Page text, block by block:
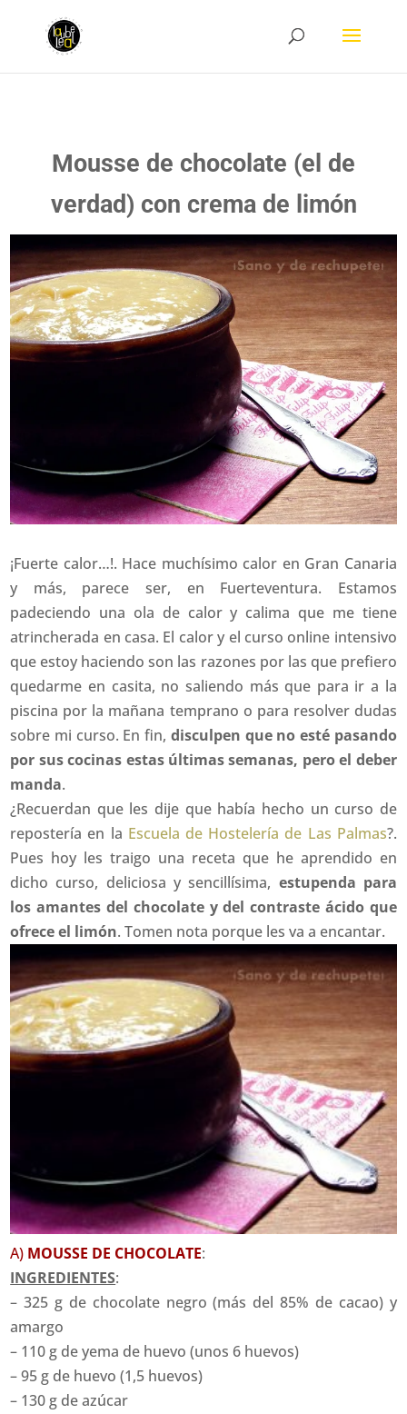
Mousse de chocolate (el de
verdad) con crema de limón
¡Fuerte calor…!. Hace muchísimo calor en Gran Canaria
y más, parece ser, en Fuerteventura. Estamos
padeciendo una ola de calor y calima que me tiene
atrincherada en casa. El calor y el curso online intensivo
que estoy haciendo son las razones por las que prefiero
quedarme en casita, no saliendo más que para ir a la
piscina por la mañana temprano o para resolver dudas
sobre mi curso. En fin, disculpen que no esté pasando
por sus cocinas estas últimas semanas, pero el deber
manda.
¿Recuerdan que les dije que había hecho un curso de
repostería en la Escuela de Hostelería de Las Palmas?.
Pues hoy les traigo una receta que he aprendido en
dicho curso, deliciosa y sencillísima, estupenda para
los amantes del chocolate y del contraste ácido que
ofrece el limón. Tomen nota porque les va a encantar.
A) MOUSSE DE CHOCOLATE:
INGREDIENTES:
– 325 g de chocolate negro (más del 85% de cacao) y
amargo
– 110 g de yema de huevo (unos 6 huevos)
– 95 g de huevo (1,5 huevos)
– 130 g de azúcar